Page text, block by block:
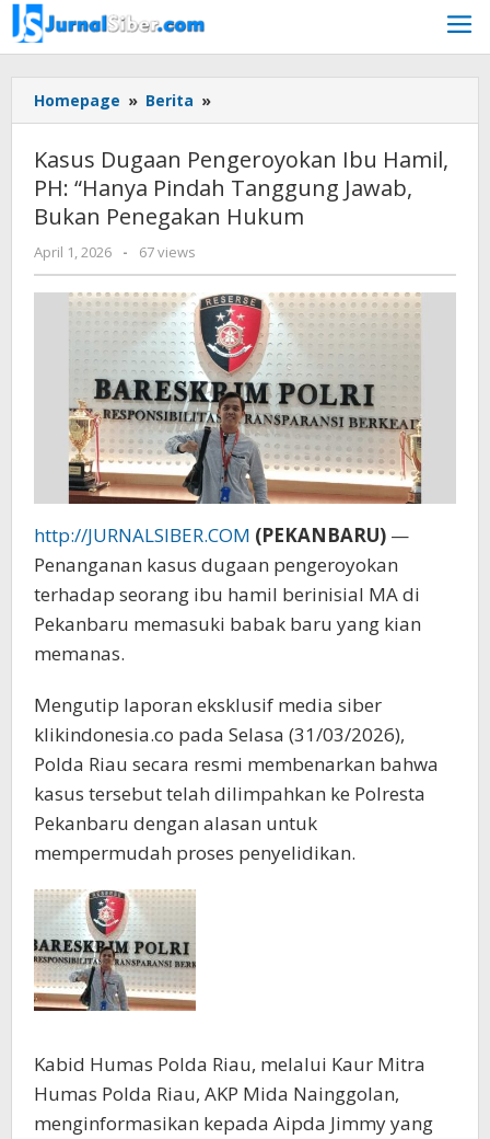
Skip
to
content
Homepage » Berita »
Dugaan
Ibu
Hamil,
PH:
Tanggung
Jawab,
Bukan
Penegakan
Hukum
Kasus Dugaan Pengeroyokan Ibu Hamil,
PH: “Hanya Pindah Tanggung Jawab,
Bukan Penegakan Hukum
April 1, 2026
by
Budiyanto
- 67 views
http://JURNALSIBER.COM (PEKANBARU) —
Penanganan kasus dugaan pengeroyokan
terhadap seorang ibu hamil berinisial MA di
Pekanbaru memasuki babak baru yang kian
memanas.
Mengutip laporan eksklusif media siber
klikindonesia.co pada Selasa (31/03/2026),
Polda Riau secara resmi membenarkan bahwa
kasus tersebut telah dilimpahkan ke Polresta
Pekanbaru dengan alasan untuk
mempermudah proses penyelidikan.
Kabid Humas Polda Riau, melalui Kaur Mitra
Humas Polda Riau, AKP Mida Nainggolan,
menginformasikan kepada Aipda Jimmy yang